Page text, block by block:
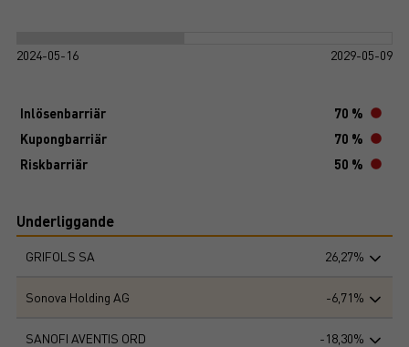
2024-05-16 2029-05-09
Inlösenbarriär
70 %
Kupongbarriär
70 %
Riskbarriär
50 %
Underliggande
GRIFOLS SA 26,27%
Sonova Holding AG -6,71%
SANOFI AVENTIS ORD -18,30%